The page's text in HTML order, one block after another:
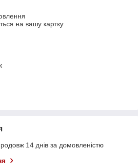
на вашу картку
14 днів за домовленістю